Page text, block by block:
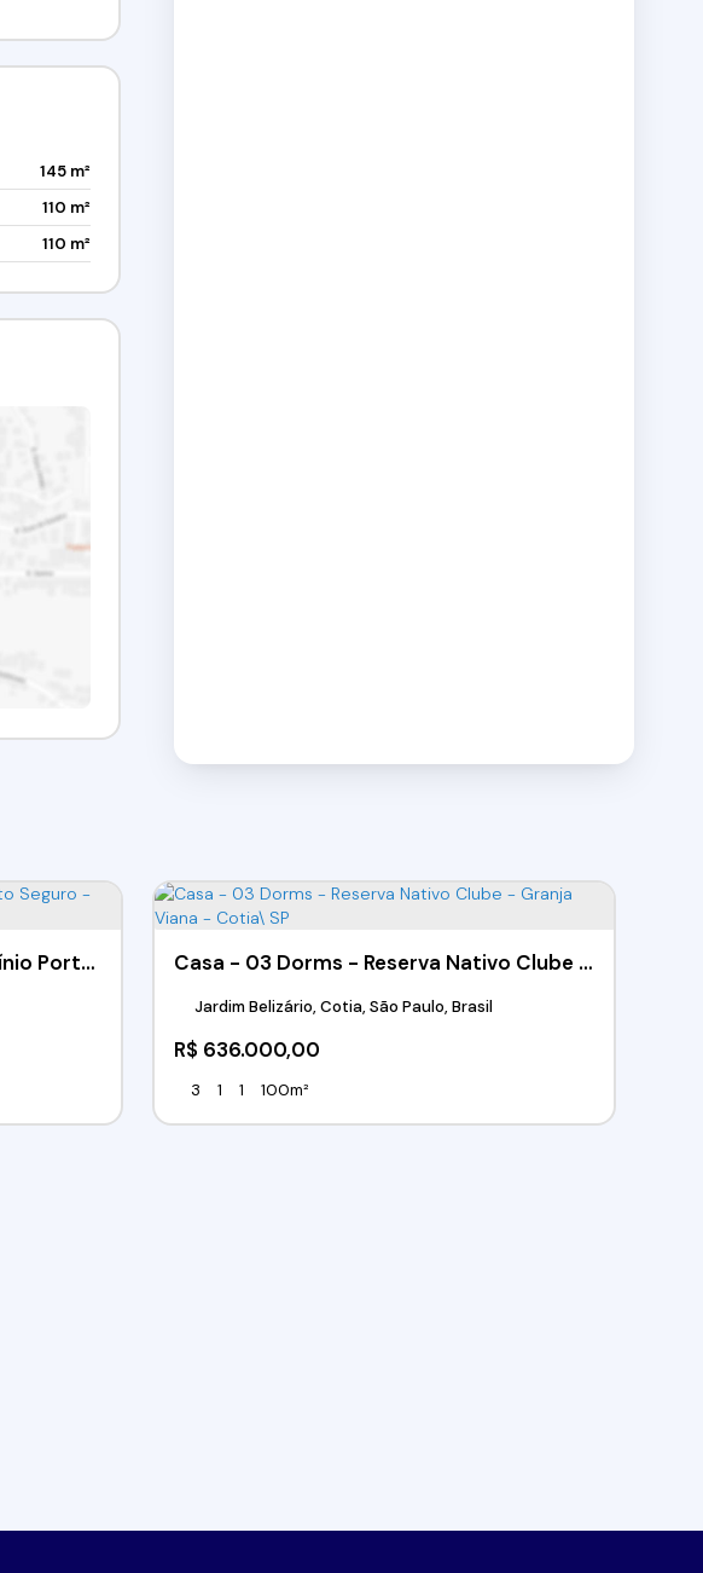
145 m²
110 m²
110 m²
Casa - 3 Dormitórios - Condomínio Porto Seguro - Granja Vianna - Cotia SP Casa - 03 Dorms - Reserva Nativo Clube - Granja Viana - Cotia\ SP
R$ 636.000,00
Jardim Belizário, Cotia, São Paulo, Brasil
3 1 1 100m²